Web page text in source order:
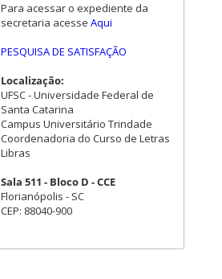
Para acessar o expediente da
secretaria acesse Aqui
PESQUISA DE SATISFAÇÃO
Localização:
UFSC - Universidade Federal de
Santa Catarina
Campus Universitário Trindade
Coordenadoria do Curso de Letras
Libras
Sala 511 - Bloco D - CCE
Florianópolis - SC
CEP: 88040-900